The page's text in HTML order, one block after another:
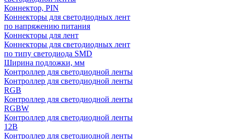
Коннектор, PIN
Коннекторы для светодиодных лент
по напряжению питания
Коннекторы для лент
Коннекторы для светодиодных лент
по типу светодиода SMD
Ширина подложки, мм
Контроллер для светодиодной ленты
Контроллер для светодиодной ленты
RGB
Контроллер для светодиодной ленты
RGBW
Контроллер для светодиодной ленты
12В
Контроллер для светодиодной ленты